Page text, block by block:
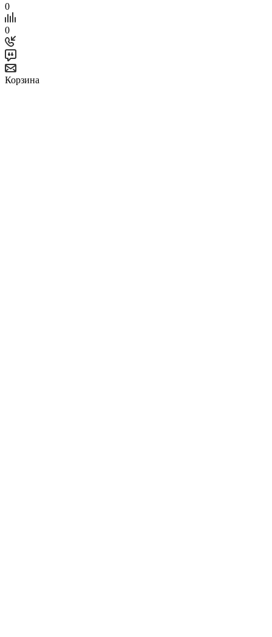
0
0
Корзина